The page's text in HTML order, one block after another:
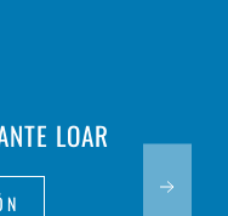
LOAR